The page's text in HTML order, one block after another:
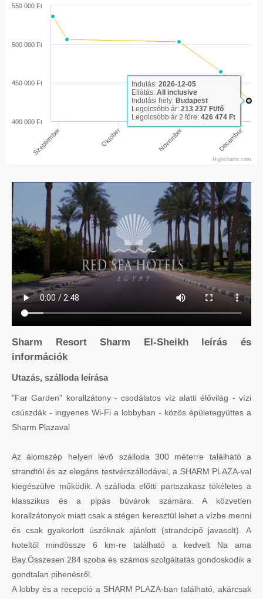
Szeptember Október November December
400 000 Ft
450 000 Ft
500 000 Ft
550 000 Ft
Highcharts.com
Indulás: 2026-12-05
Ellátás: All inclusive
Indulási hely: Budapest
Legolcsóbb ár: 213 237 Ft/fő
Legolcsóbb ár 2 főre: 426 474 Ft
Sharm Resort Sharm El-Sheikh leírás és
információk
Utazás, szálloda leírása
"Far Garden" korallzátony - csodálatos víz alatti élővilág - vízi
csúszdák - ingyenes Wi-Fi a lobbyban - közös épületegyüttes a
Sharm Plazaval
Az álomszép helyen lévő szálloda 300 méterre található a
strandtól és az elegáns testvérszállodával, a SHARM PLAZA-val
kiegészülve működik. A szálloda előtti partszakasz tökéletes a
klasszikus és a pipás búvárok számára. A közvetlen
korallzátonyok miatt csak a stégen keresztül lehet a vízbe menni
és csak gyakorlott úszóknak ajánlott (strandcipő javasolt). A
hoteltől mindössze 6 km-re található a kedvelt Na ama
Bay.Összesen 284 szoba és számos szolgáltatás gondoskodik a
gondtalan pihenésről.
A lobby és a recepció a SHARM PLAZA-ban található, akárcsak